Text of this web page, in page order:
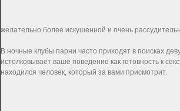
желательно более искушенной и очень
В ночные клубы парни часто приходят в поисках
истолковывает ваше поведение как готовность к
находился человек, который за вами присмотрит.